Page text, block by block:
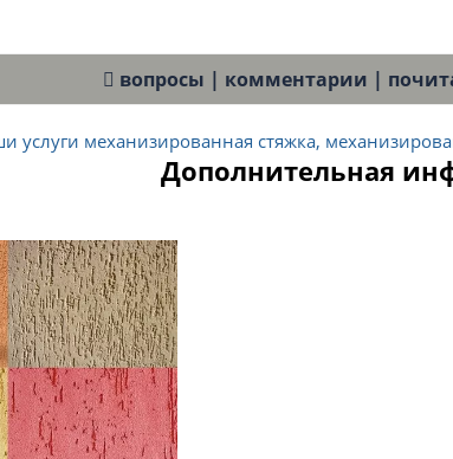
вопросы | комментарии |
услуги механизированная стяжка,
Дополнительная